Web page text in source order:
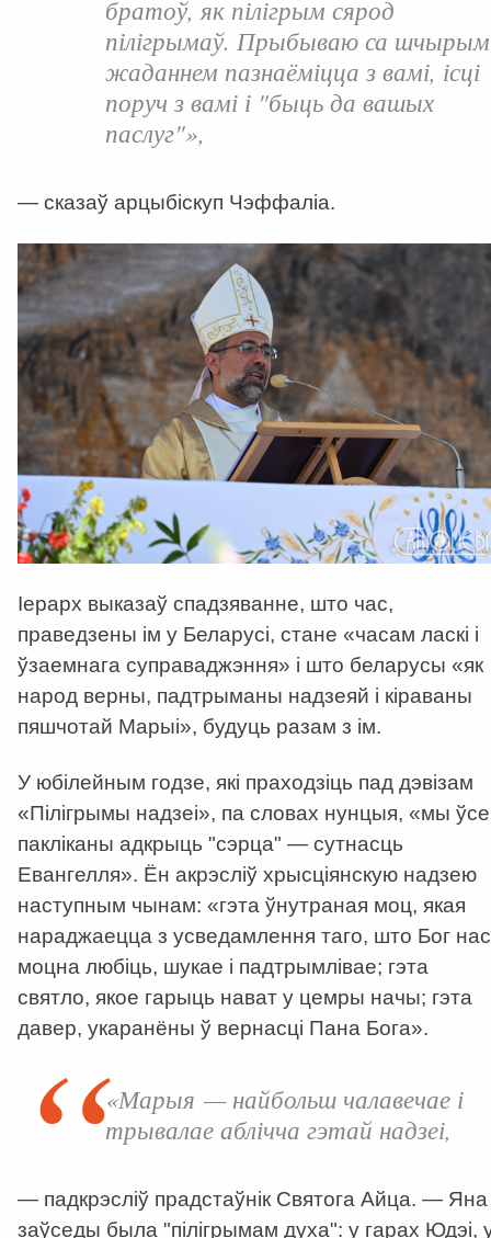
братоў, як пілігрым сярод
пілігрымаў. Прыбываю са шчырым
жаданнем пазнаёміцца з вамі, ісці
поруч з вамі і "быць да вашых
паслуг"»,
— сказаў арцыбіскуп Чэффаліа.
Іерарх выказаў спадзяванне, што час,
праведзены ім у Беларусі, стане «часам ласкі і
ўзаемнага суправаджэння» і што беларусы «як
народ верны, падтрыманы надзеяй і кіраваны
пяшчотай Марыі», будуць разам з ім.
У юбілейным годзе, які праходзіць пад дэвізам
«Пілігрымы надзеі», па словах нунцыя, «мы ўсе
пакліканы адкрыць "сэрца" — сутнасць
Евангелля». Ён акрэсліў хрысціянскую надзею
наступным чынам: «гэта ўнутраная моц, якая
нараджаецца з усведамлення таго, што Бог нас
моцна любіць, шукае і падтрымлівае; гэта
святло, якое гарыць нават у цемры начы; гэта
давер, укаранёны ў вернасці Пана Бога».
«Марыя — найбольш чалавечае і
трывалае аблічча гэтай надзеі,
— падкрэсліў прадстаўнік Святога Айца. — Яна
заўседы была "пілігрымам духа": у гарах Юдэі,